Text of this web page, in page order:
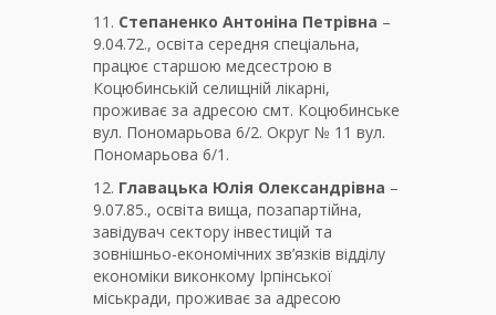
11. Степаненко Антоніна Петрівна –
9.04.72., освіта середня спеціальна,
працює старшою медсестрою в
Коцюбинській селищній лікарні,
проживає за адресою смт. Коцюбинське
вул. Пономарьова 6/2. Округ № 11 вул.
Пономарьова 6/1.
12. Главацька Юлія Олександрівна –
9.07.85., освіта вища, позапартійна,
завідувач сектору інвестицій та
зовнішньо-економічних зв’язків відділу
економіки виконкому Ірпінської
міськради, проживає за адресою